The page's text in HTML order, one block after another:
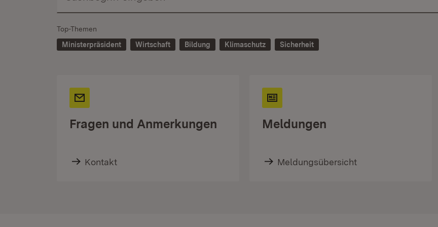
Top-Themen
Ministerpräsident
Wirtschaft Bildung Klimaschutz Sicherheit
Fragen und Anmerkungen
Kontakt
Meldungen
Meldungsübersicht